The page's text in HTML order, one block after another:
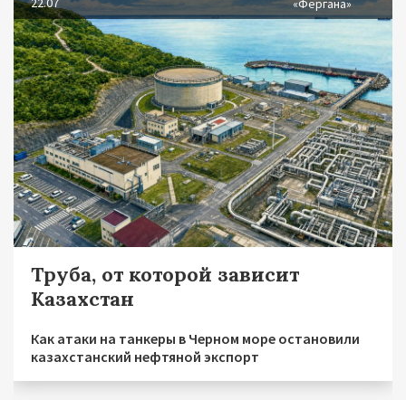
«Фергана»
Труба, от которой зависит
Казахстан
Как атаки на танкеры в Черном море остановили
казахстанский нефтяной экспорт